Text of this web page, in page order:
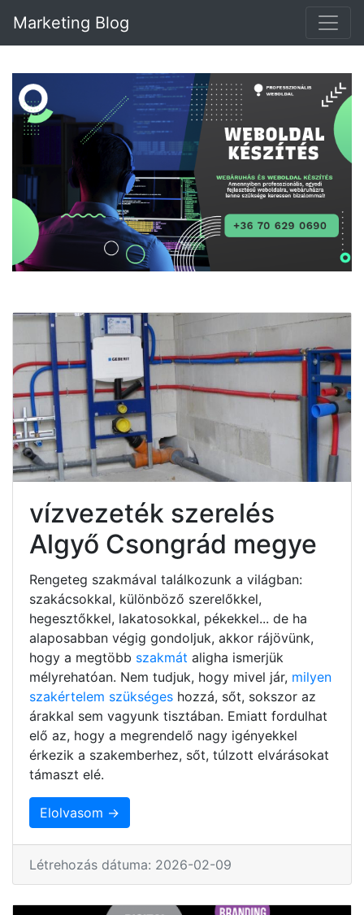
Marketing Blog
vízvezeték szerelés
Algyő Csongrád megye
Rengeteg szakmával találkozunk a világban:
szakácsokkal, különböző szerelőkkel,
hegesztőkkel, lakatosokkal, pékekkel... de ha
alaposabban végig gondoljuk, akkor rájövünk,
hogy a megtöbb szakmát aligha ismerjük
mélyrehatóan. Nem tudjuk, hogy mivel jár, milyen
szakértelem szükséges hozzá, sőt, sokszor az
árakkal sem vagyunk tisztában. Emiatt fordulhat
elő az, hogy a megrendelő nagy igényekkel
érkezik a szakemberhez, sőt, túlzott elvárásokat
támaszt elé.
Elolvasom →
Létrehozás dátuma: 2026-02-09